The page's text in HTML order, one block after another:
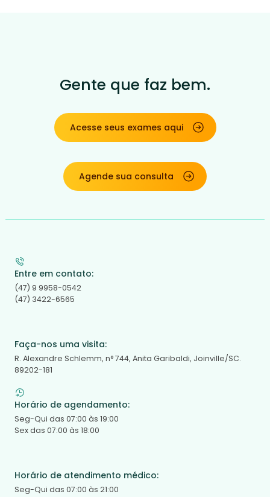
Gente que faz bem.
Acesse seus exames aqui
Agende sua consulta
Entre em contato:
(47) 9 9958-0542
(47) 3422-6565
Faça-nos uma visita:
R. Alexandre Schlemm, n° 744, Anita Garibaldi, Joinville/SC.
89202-181
Horário de agendamento:
Seg-Qui das 07:00 às 19:00
Sex das 07:00 às 18:00
Horário de atendimento médico:
Seg-Qui das 07:00 às 21:00